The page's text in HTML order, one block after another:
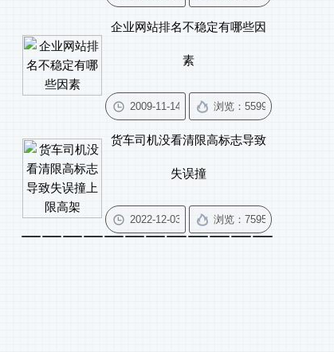
企业网站排名不稳定有哪些因
素
货车司机没看清限高标志导致
失误撞